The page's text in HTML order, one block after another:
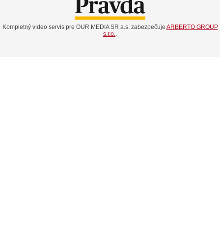
Kompletný video servis pre OUR MEDIA SR a.s. zabezpečuje ARBERTO GROUP
s.r.o..